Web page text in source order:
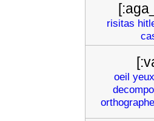
risitas
oeil yeux
orthographe